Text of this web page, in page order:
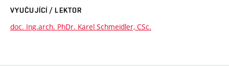
VYUČUJÍCÍ / LEKTOR
doc. Ing.arch. PhDr. Karel Schmeidler, CSc.